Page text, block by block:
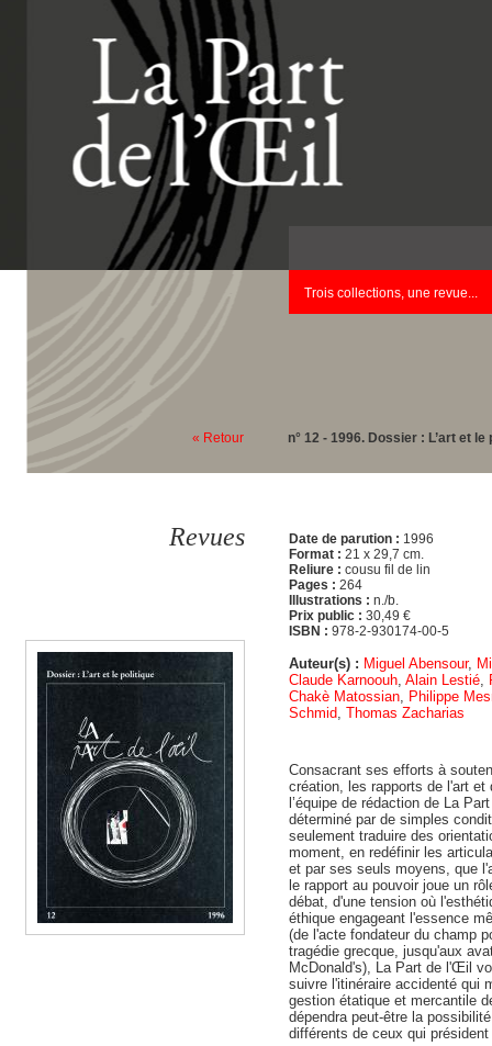
Trois collections, une revue...
« Retour n° 12 - 1996. Dossier : L’art et le
Revues Date de parution : 1996
Format : 21 x 29,7 cm.
Reliure : cousu fil de lin
Pages : 264
Illustrations : n./b.
Prix public : 30,49 €
ISBN : 978-2-930174-00-5
Auteur(s) : Miguel Abensour,
Claude Karnoouh, Alain Lestié,
Chakè Matossian, Philippe
Schmid, Thomas Zacharias
Consacrant ses efforts à
création, les rapports de l'art et
l’équipe de rédaction de La
déterminé par de simples
seulement traduire des
moment, en redéfinir les
et par ses seuls moyens, que
le rapport au pouvoir joue un
débat, d'une tension où
éthique engageant l'essence
(de l'acte fondateur du champ
tragédie grecque, jusqu'aux
McDonald's), La Part de l'Œil
suivre l'itinéraire accidenté qui
gestion étatique et mercantile
dépendra peut-être la
différents de ceux qui